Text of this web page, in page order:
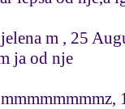
m , 25
ja od nje